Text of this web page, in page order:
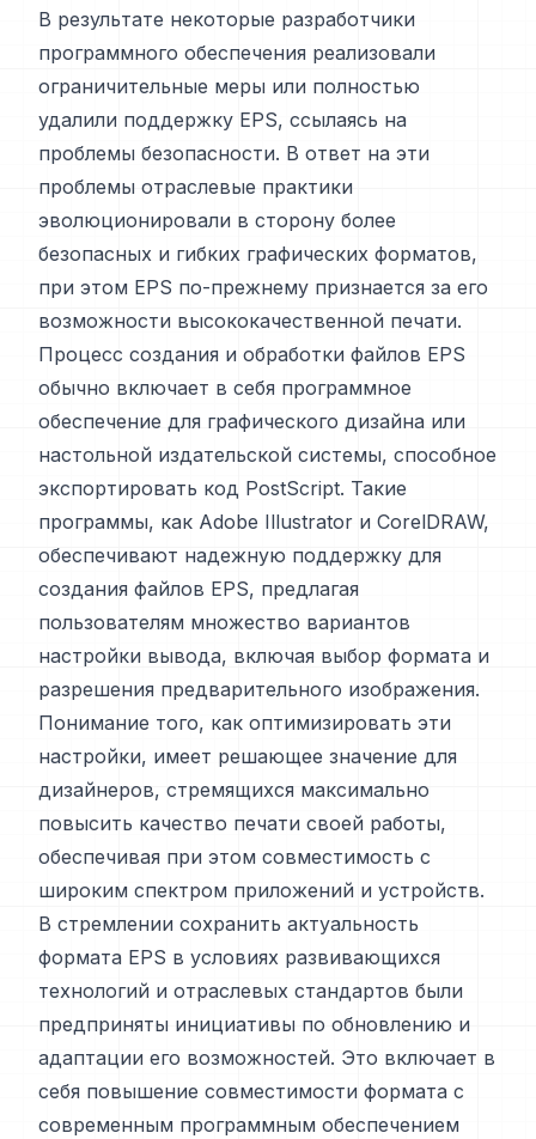
В результате некоторые разработчики
программного обеспечения реализовали
ограничительные меры или полностью
удалили поддержку EPS, ссылаясь на
проблемы безопасности. В ответ на эти
проблемы отраслевые практики
эволюционировали в сторону более
безопасных и гибких графических форматов,
при этом EPS по-прежнему признается за его
возможности высококачественной печати.
Процесс создания и обработки файлов EPS
обычно включает в себя программное
обеспечение для графического дизайна или
настольной издательской системы, способное
экспортировать код PostScript. Такие
программы, как Adobe Illustrator и CorelDRAW,
обеспечивают надежную поддержку для
создания файлов EPS, предлагая
пользователям множество вариантов
настройки вывода, включая выбор формата и
разрешения предварительного изображения.
Понимание того, как оптимизировать эти
настройки, имеет решающее значение для
дизайнеров, стремящихся максимально
повысить качество печати своей работы,
обеспечивая при этом совместимость с
широким спектром приложений и устройств.
В стремлении сохранить актуальность
формата EPS в условиях развивающихся
технологий и отраслевых стандартов были
предприняты инициативы по обновлению и
адаптации его возможностей. Это включает в
себя повышение совместимости формата с
современным программным обеспечением